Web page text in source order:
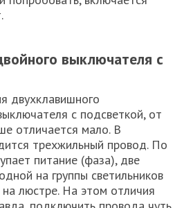
выключателя с
двухклавишного
с подсветкой, от
отличается мало. В
трехжильный провод. По
питание (фаза), две
на группы светильников
люстре. На этом отличия